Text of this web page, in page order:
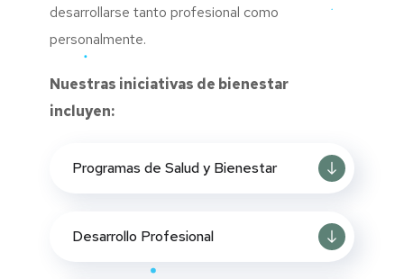
desarrollarse tanto profesional como
personalmente.
Nuestras iniciativas de bienestar
incluyen:
Programas de Salud y Bienestar
Desarrollo Profesional